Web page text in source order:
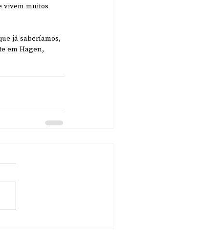
vivem muitos
já saberíamos,
em Hagen,